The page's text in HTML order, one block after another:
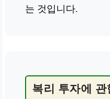
는 것입니다.
복리 투자에